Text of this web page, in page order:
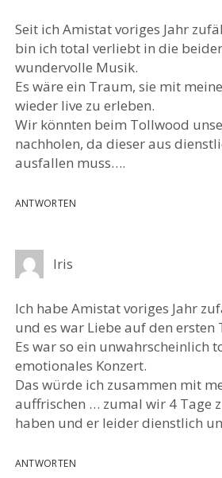
Seit ich Amistat voriges Jahr
bin ich total verliebt in die
wundervolle Musik.
Es wäre ein Traum, sie mit
wieder live zu erleben.
Wir könnten beim Tollwood
nachholen, da dieser aus
ausfallen muss….
ANTWORTEN
Iris
Ich habe Amistat voriges Jahr
und es war Liebe auf den ersten
Es war so ein unwahrscheinlich
emotionales Konzert.
Das würde ich zusammen mit
auffrischen … zumal wir 4 Tage
haben und er leider dienstlich
ANTWORTEN